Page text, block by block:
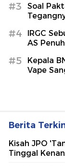
#3
Soal
#4
IRGC
AS
#5
Kepala
Vape
Berita
Kisah JPO
Tinggal